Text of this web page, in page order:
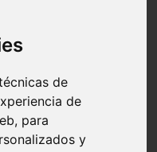
de
de
para
y